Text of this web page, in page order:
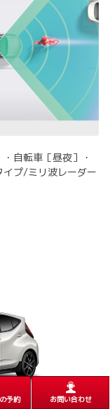
自転車［昼夜］・
イプ/ミリ波レーダー
予約 お問い合わせ